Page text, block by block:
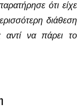
ότι είχε
διάθεση
αντί να πάρει το